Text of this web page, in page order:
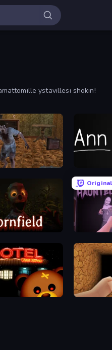
ystävillesi shokin!
Creepy Granny Scream: Scary Freddy
Haunted
Horror